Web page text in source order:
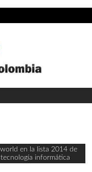
en la lista 2014 de
informática